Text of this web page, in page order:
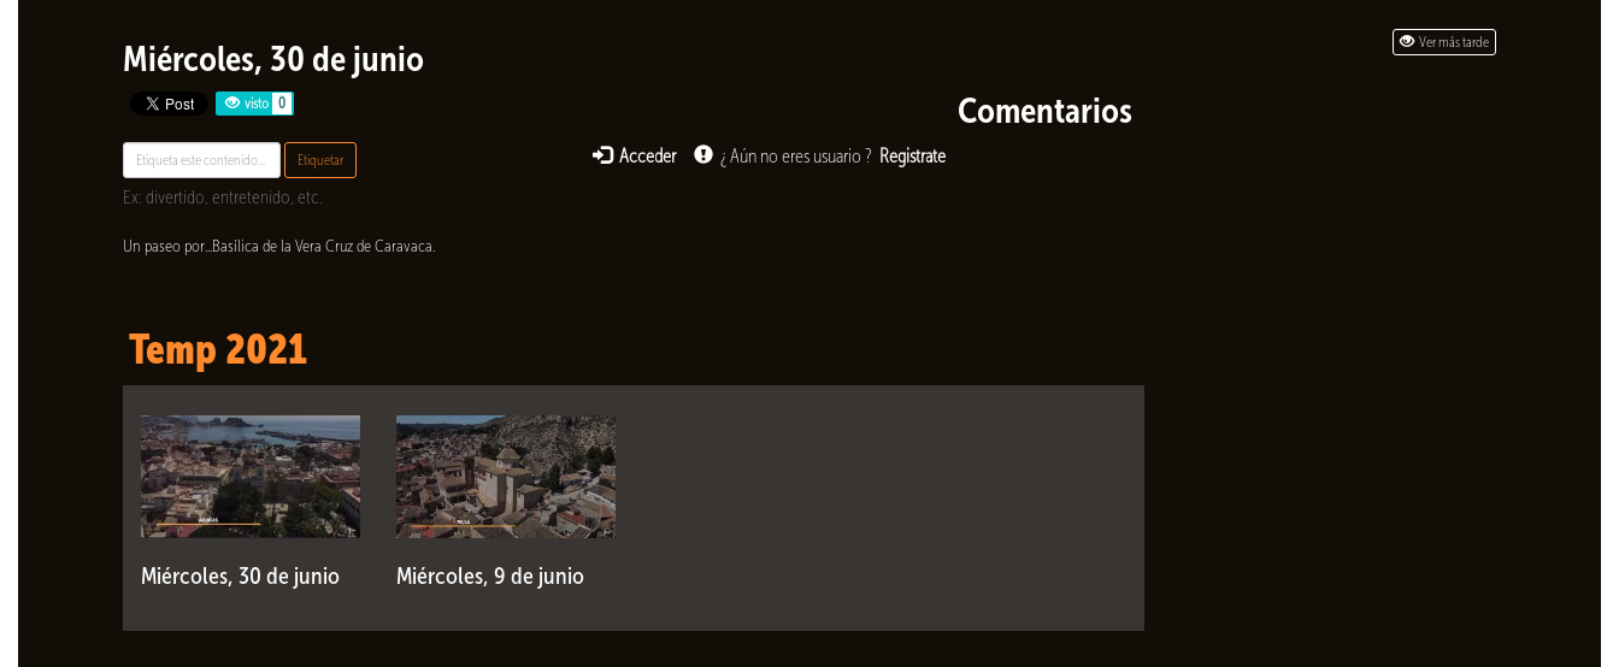
Miércoles, 30 de junio
visto 0
Etiquetar
Ex: divertido, entretenido, etc.
Un paseo por...Basílica de la Vera Cruz de Caravaca.
Ver más tarde
Comentarios
Acceder ¿ Aún no eres usuario ? Registrate
Temp 2021
Miércoles, 30 de junio Miércoles, 9 de junio